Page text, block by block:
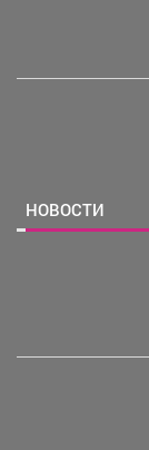
НОВОСТИ